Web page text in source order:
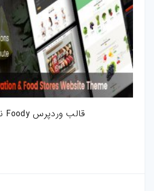
قالب وردپرس Foody نسخه 1.5.0